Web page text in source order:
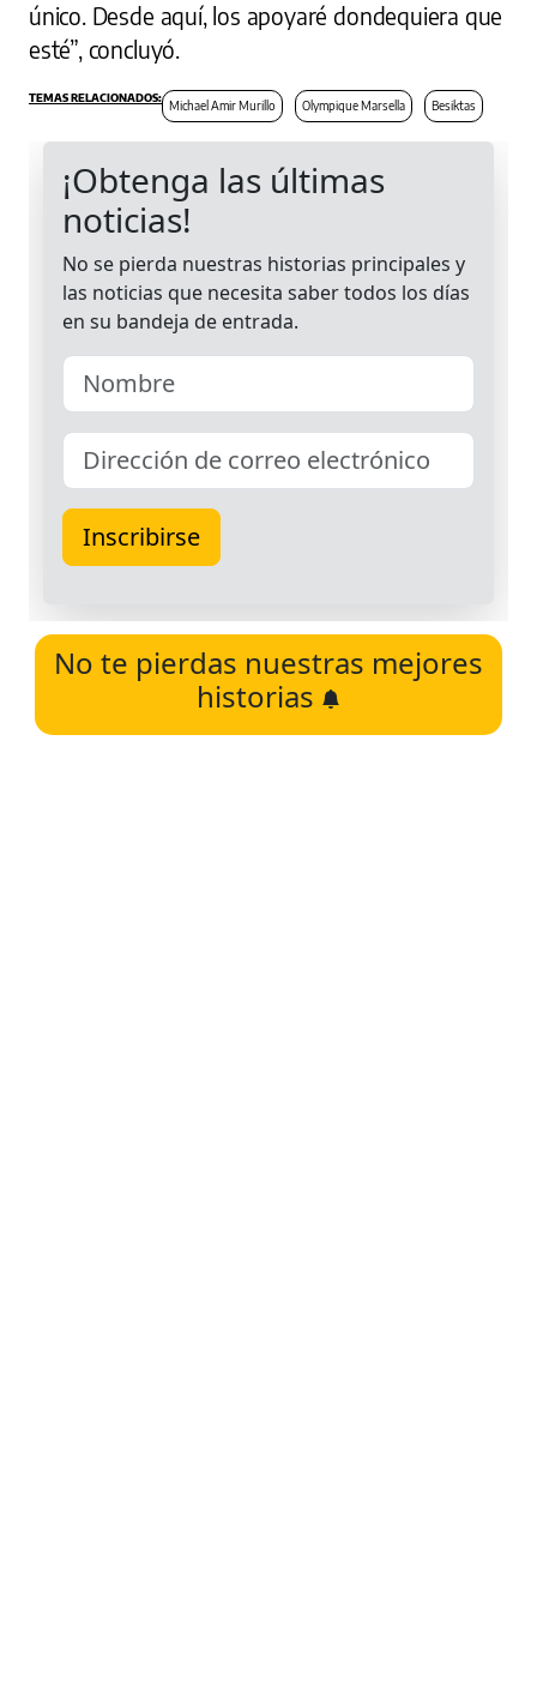
único. Desde aquí, los apoyaré dondequiera que
esté”, concluyó.
Michael Amir Murillo Olympique Marsella Besiktas
No te pierdas nuestras mejores
historias